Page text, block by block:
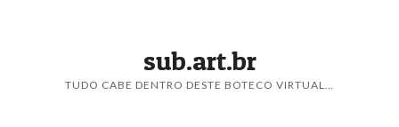
sub.art.br
TUDO CABE DENTRO DESTE BOTECO VIRTUAL…